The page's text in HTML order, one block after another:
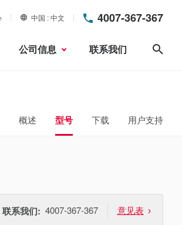
中国 中文 4007-367-367
公司信息 联系我们
概述 型号 下载 用户支持
联系我们: 4007-367-367 意见表